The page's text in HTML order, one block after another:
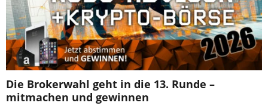
Die Brokerwahl geht in die 13. Runde –
mitmachen und gewinnen